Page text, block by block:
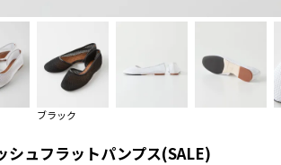
ブラック
シュフラットパンプス(SALE)